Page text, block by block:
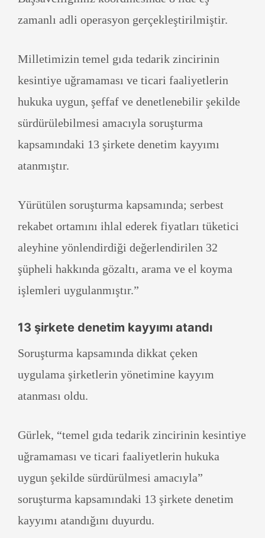
zamanlı adli operasyon gerçekleştirilmiştir.
Milletimizin temel gıda tedarik zincirinin
kesintiye uğramaması ve ticari faaliyetlerin
hukuka uygun, şeffaf ve denetlenebilir şekilde
sürdürülebilmesi amacıyla soruşturma
kapsamındaki 13 şirkete denetim kayyımı
atanmıştır.
Yürütülen soruşturma kapsamında; serbest
rekabet ortamını ihlal ederek fiyatları tüketici
aleyhine yönlendirdiği değerlendirilen 32
şüpheli hakkında gözaltı, arama ve el koyma
işlemleri uygulanmıştır.”
13 şirkete denetim kayyımı atandı
Soruşturma kapsamında dikkat çeken
uygulama şirketlerin yönetimine kayyım
atanması oldu.
Gürlek, “temel gıda tedarik zincirinin kesintiye
uğramaması ve ticari faaliyetlerin hukuka
uygun şekilde sürdürülmesi amacıyla”
soruşturma kapsamındaki 13 şirkete denetim
kayyımı atandığını duyurdu.